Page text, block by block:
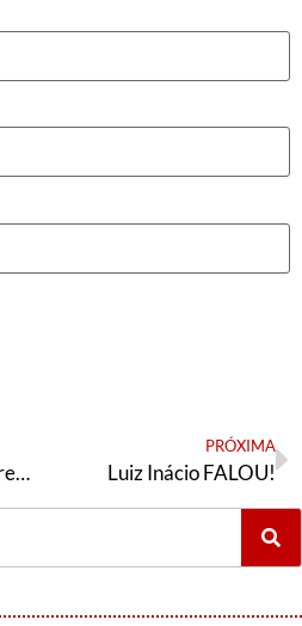
Textos-base ao 6° Congresso Nacional da Articulação de Esquerda / 2021
PRÓXIMA
Luiz Inácio FALOU!